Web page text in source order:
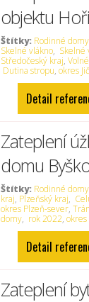
objektu
Štítky: Rodinné domy
Skelné vlákno, Skelné
Středočeský kraj,
Dutina stropu,okres
Detail
Zateplení
domu
Štítky: Rodinné domy
kraj, Plzeňský kraj,
okres Plzeň-sever,
domy, rok 2022,
Detail
Zateplení